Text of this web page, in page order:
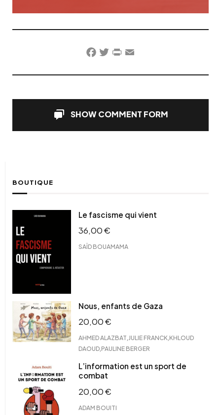
Facebook
TwitterPrintFriendly
Email
SHOW COMMENT FORM
BOUTIQUE
Le fascisme qui vient
36,00€
SAÏD BOUAMAMA
Nous, enfants de Gaza
20,00€
AHMED ALAZBAT JULIE FRANCK KHLOUD
DAOUD PAULINE BERGER
L’information est un sport de
combat
20,00€
ADAM BOUITI